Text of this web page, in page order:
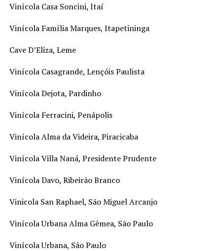
Vinícola Casa Soncini, Itaí
Vinícola Família Marques, Itapetininga
Cave D’Eliza, Leme
Vinícola Casagrande, Lençóis Paulista
Vinícola Dejota, Pardinho
Vinícola Ferracini, Penápolis
Vinícola Alma da Videira, Piracicaba
Vinícola Villa Naná, Presidente Prudente
Vinícola Davo, Ribeirão Branco
Vinicola San Raphael, São Miguel Arcanjo
Vinícola Urbana Alma Gêmea, São Paulo
Vinícola Urbana, São Paulo